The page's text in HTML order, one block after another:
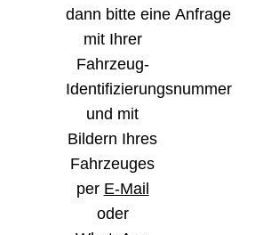
dann bitte eine Anfrage
mit Ihrer
Fahrzeug-
Identifizierungsnummer
und mit
Bildern Ihres
Fahrzeuges
per E-Mail
oder